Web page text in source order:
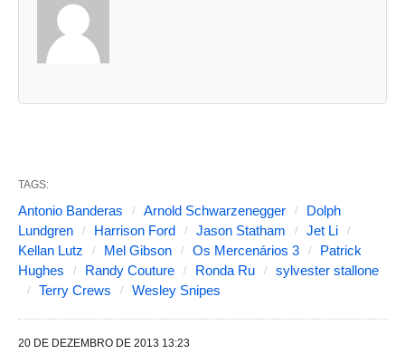
a
s
s
u
TAGS:
Antonio Banderas Arnold Schwarzenegger
Dolph
Lundgren
Harrison Ford Jason Statham
Jet Li
Kellan Lutz
Mel Gibson Os Mercenários 3
Patrick
Hughes
Randy Couture Ronda Ru
sylvester stallone
Terry Crews
Wesley Snipes
20 DE DEZEMBRO DE 2013 13:23